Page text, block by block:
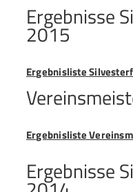
Ergebnisse
2015
Ergebnisliste
Ergebnisliste
Ergebnisse